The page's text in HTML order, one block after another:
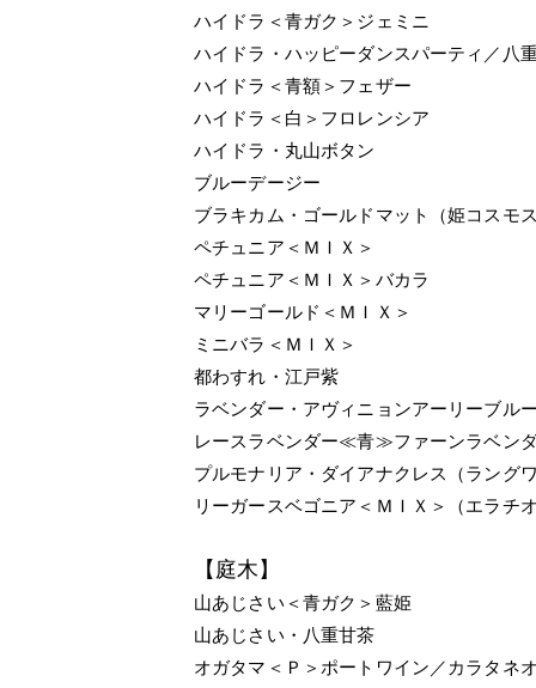
ハイドラ＜青ガク＞ジェミニ
ハイドラ・ハッピーダンスパーティ／八
ハイドラ＜青額＞フェザー
ハイドラ＜白＞フロレンシア
ハイドラ・丸山ボタン
ブルーデージー
ブラキカム・ゴールドマット（姫コスモス
ペチュニア＜ＭＩＸ＞
ペチュニア＜ＭＩＸ＞バカラ
マリーゴールド＜ＭＩＸ＞
ミニバラ＜ＭＩＸ＞
都わすれ・江戸紫
ラベンダー・アヴィニョンアーリーブルー
レースラベンダー≪青≫ファーンラベン
プルモナリア・ダイアナクレス（ラングワ
リーガースベゴニア＜ＭＩＸ＞（エラチ
【庭木】
山あじさい＜青ガク＞藍姫
山あじさい・八重甘茶
オガタマ＜Ｐ＞ポートワイン／カラタネ